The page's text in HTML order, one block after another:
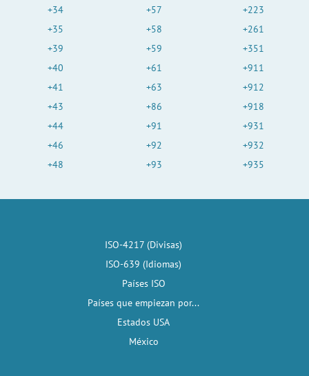
+34
+35
+39
+40
+41
+43
+44
+46
+48
+57
+58
+59
+61
+63
+86
+91
+92
+93
+223
+261
+351
+911
+912
+918
+931
+932
+935
ISO-4217 (Divisas)
ISO-639 (Idiomas)
Países ISO
Países que empiezan por...
Estados USA
México